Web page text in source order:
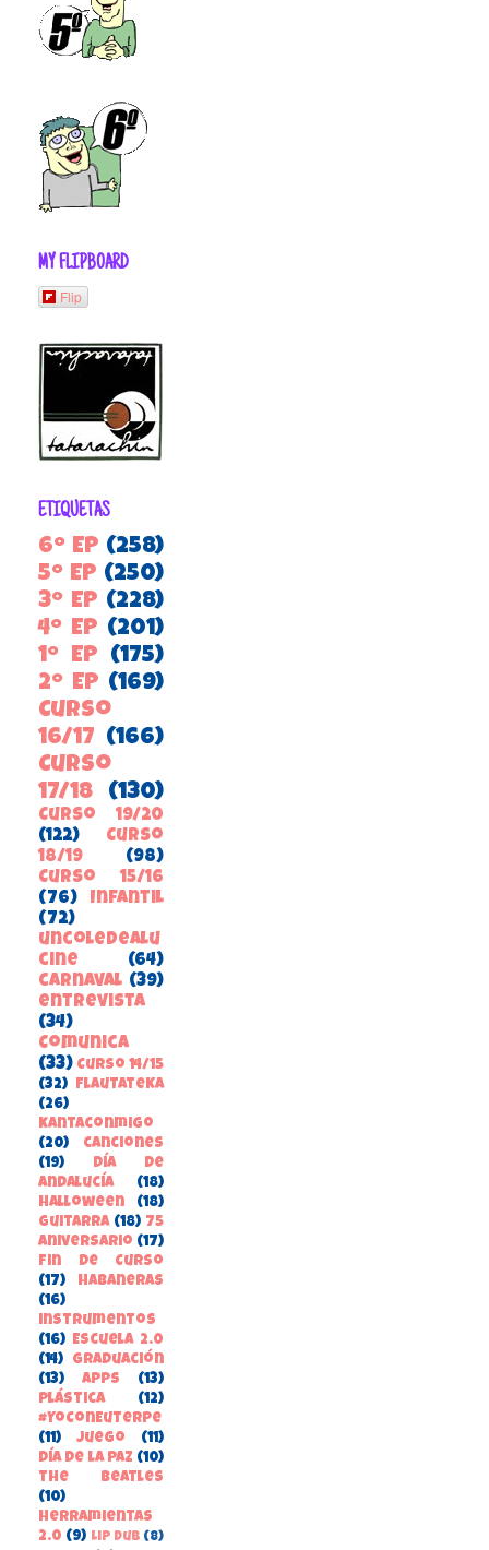
MY FLIPBOARD
Flip
ETIQUETAS
6º EP (258)
5º EP (250)
3º EP (228)
4º EP (201)
1º EP
(175)
2º EP (169)
Curso
16/17 (166)
Curso
17/18
(130)
Curso 19/20
(122)
Curso
18/19
(98)
Curso 15/16
(76)
Infantil
(72)
uncoledealu
cine
(64)
carnaval (39)
entrevista
(34)
ComunicA
(33) Curso 14/15
(32)
FlautateKa
(26)
kantaconmigo
(20)
canciones
(19)
Día de
Andalucía
(18)
Halloween
(18)
guitarra (18) 75
aniversario (17)
Fin de Curso
(17)
habaneras
(16)
instrumentos
(16) Escuela 2.0
(14)
Graduación
(13)
apps
(13)
Plástica
(12)
#YoConEuterpe
(11)
juego
(11)
Día de la Paz (10)
the beatles
(10)
herramientas
2.0 (9) Lip Dub (8)